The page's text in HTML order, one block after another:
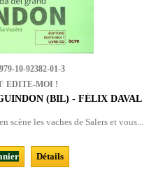
979-10-92382-01-3
EDITE-MOI !
(BIL) - FÉLIX DAVAL
scène les vaches de Salers et vous...
Détails